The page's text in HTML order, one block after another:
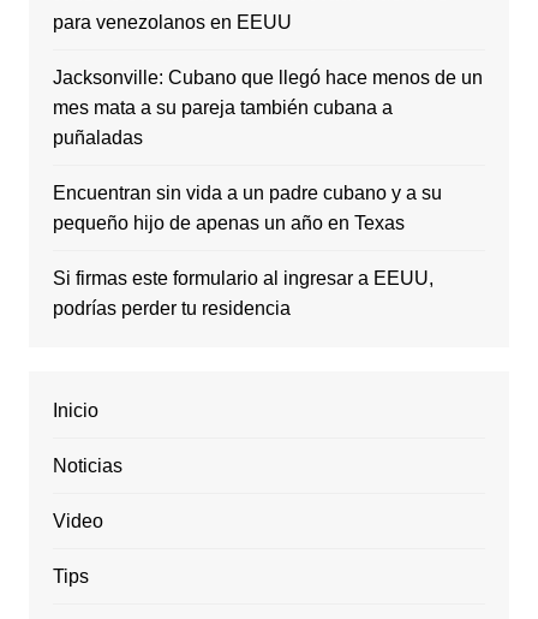
para venezolanos en EEUU
Jacksonville: Cubano que llegó hace menos de un
mes mata a su pareja también cubana a
puñaladas
Encuentran sin vida a un padre cubano y a su
pequeño hijo de apenas un año en Texas
Si firmas este formulario al ingresar a EEUU,
podrías perder tu residencia
Inicio
Noticias
Video
Tips